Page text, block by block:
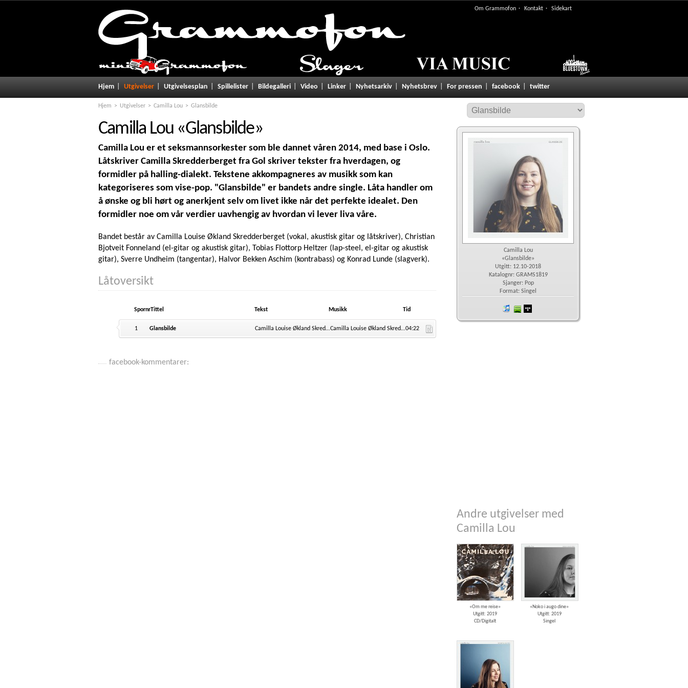
Om Grammofon Kontakt Sidekart
Hjem Utgivelser Utgivelsesplan Spillelister Bildegalleri Video Linker Nyhetsarkiv Nyhetsbrev For pressen facebook twitter
Hjem Utgivelser Camilla Lou Glansbilde
Camilla Lou «Glansbilde»
Camilla Lou er et seksmannsorkester som ble dannet våren 2014, med base i Oslo.
Låtskriver Camilla Skredderberget fra Gol skriver tekster fra hverdagen, og
formidler på halling-dialekt. Tekstene akkompagneres av musikk som kan
kategoriseres som vise-pop. "Glansbilde" er bandets andre single. Låta handler om
å ønske og bli hørt og anerkjent selv om livet ikke når det perfekte idealet. Den
formidler noe om vår verdier uavhengig av hvordan vi lever liva våre.
Bandet består av Camilla Louise Økland Skredderberget (vokal, akustisk gitar og låtskriver), Christian
Bjotveit Fonneland (el-gitar og akustisk gitar), Tobias Flottorp Heltzer (lap-steel, el-gitar og akustisk
gitar), Sverre Undheim (tangentar), Halvor Bekken Aschim (kontrabass) og Konrad Lunde (slagverk).
Låtoversikt
SpornrTittel Tekst Musikk Tid
1 Glansbilde Camilla Louise Økland Skredderberget Camilla Louise Økland Skredderberget04:22
Camilla Lou
«Glansbilde»
Utgitt: 12.10-2018
Katalognr: GRAMS1819
Sjanger: Pop
Format: Singel
iTunesspotify
Andre utgivelser med
Camilla Lou
«Om me reise»
Utgitt: 2019
CD/Digitalt
«Noko i augo dine»
Utgitt: 2019
Singel